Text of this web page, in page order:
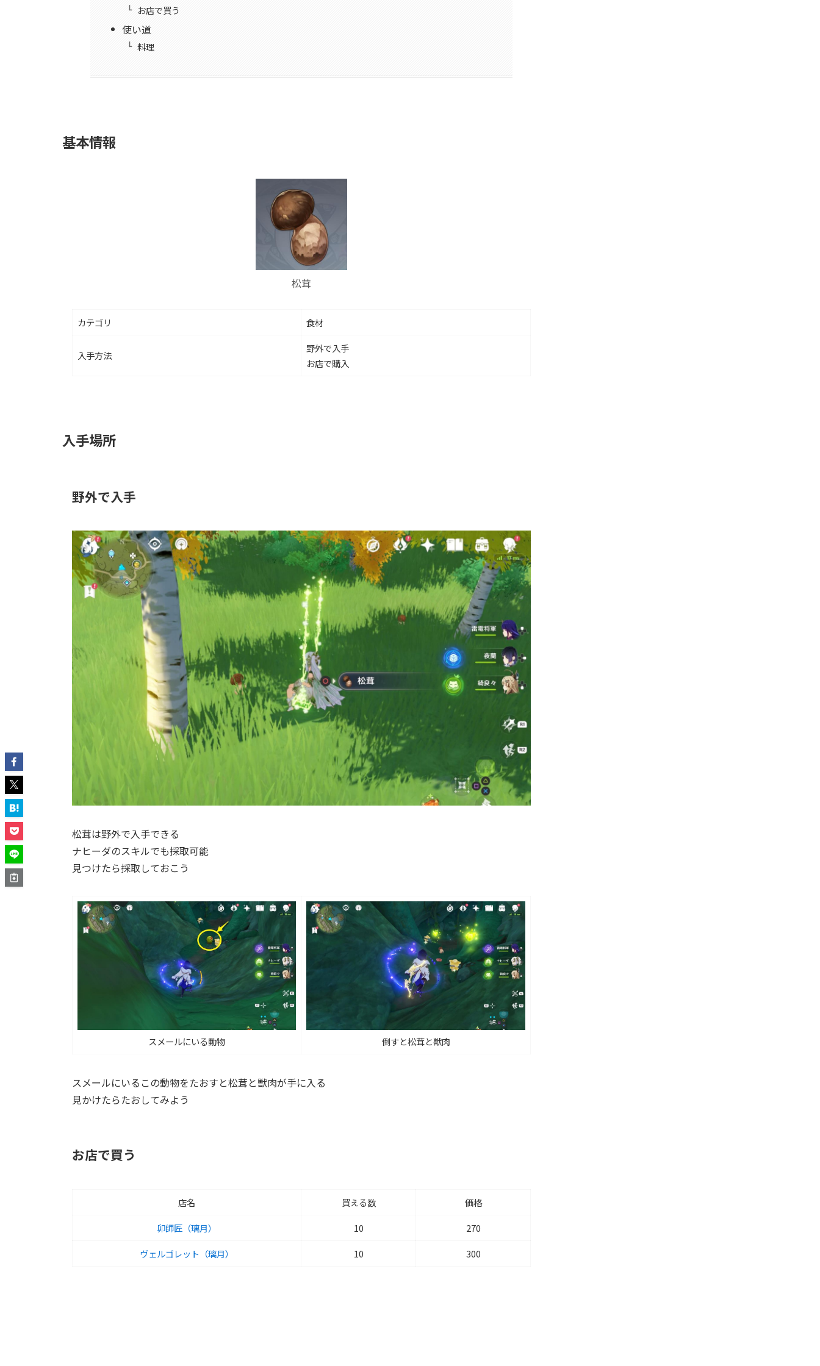
お店で買う
使い道
料理
基本情報
松茸
カテゴリ 食材
入手方法
野外で入手
お店で購入
入手場所
野外で入手
松茸は野外で入手できる
ナヒーダのスキルでも採取可能
見つけたら採取しておこう
スメールにいる動物 倒すと松茸と獣肉
スメールにいるこの動物をたおすと松茸と獣肉が手に入る
見かけたらたおしてみよう
お店で買う
店名 買える数
価格
卯師匠（璃月）
10
270
ヴェルゴレット（璃月）
10 300